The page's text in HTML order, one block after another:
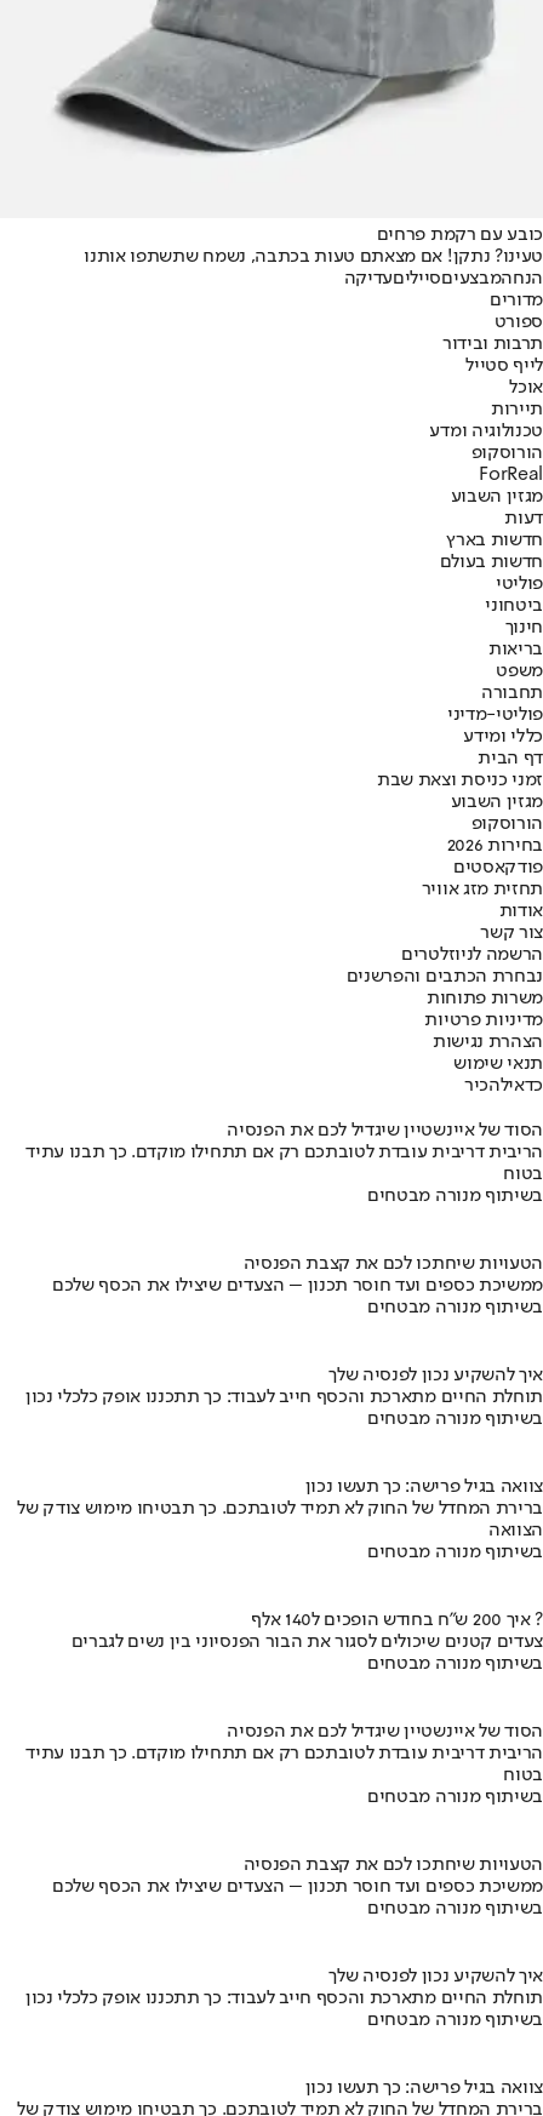
כובע עם רקמת פרחים
טעינו? נתקן! אם מצאתם טעות בכתבה, נשמח שתשתפו אותנו
הנחהמבצעיםסייליםעדיקה
מדורים
ספורט
תרבות ובידור
לייף סטייל
אוכל
תיירות
טכנולוגיה ומדע
הורוסקופ
ForReal
מגזין השבוע
דעות
חדשות בארץ
חדשות בעולם
פוליטי
ביטחוני
חינוך
בריאות
משפט
תחבורה
פוליטי-מדיני
כללי ומידע
דף הבית
זמני כניסת וצאת שבת
מגזין השבוע
הורוסקופ
בחירות 2026
פודקאסטים
תחזית מזג אוויר
אודות
צור קשר
הרשמה לניוזלטרים
נבחרת הכתבים והפרשנים
משרות פתוחות
מדיניות פרטיות
הצהרת נגישות
תנאי שימוש
כדאילהכיר
הסוד של איינשטיין שיגדיל לכם את הפנסיה
הריבית דריבית עובדת לטובתכם רק אם תתחילו מוקדם. כך תבנו עתיד
בטוח
בשיתוף מנורה מבטחים
הטעויות שיחתכו לכם את קצבת הפנסיה
ממשיכת כספים ועד חוסר תכנון – הצעדים שיצילו את הכסף שלכם
בשיתוף מנורה מבטחים
איך להשקיע נכון לפנסיה שלך
תוחלת החיים מתארכת והכסף חייב לעבוד: כך תתכננו אופק כלכלי נכון
בשיתוף מנורה מבטחים
צוואה בגיל פרישה: כך תעשו נכון
ברירת המחדל של החוק לא תמיד לטובתכם. כך תבטיחו מימוש צודק של
הצוואה
בשיתוף מנורה מבטחים
איך 200 ש"ח בחודש הופכים ל140 אלף ?
צעדים קטנים שיכולים לסגור את הבור הפנסיוני בין נשים לגברים
בשיתוף מנורה מבטחים
הסוד של איינשטיין שיגדיל לכם את הפנסיה
הריבית דריבית עובדת לטובתכם רק אם תתחילו מוקדם. כך תבנו עתיד
בטוח
בשיתוף מנורה מבטחים
הטעויות שיחתכו לכם את קצבת הפנסיה
ממשיכת כספים ועד חוסר תכנון – הצעדים שיצילו את הכסף שלכם
בשיתוף מנורה מבטחים
איך להשקיע נכון לפנסיה שלך
תוחלת החיים מתארכת והכסף חייב לעבוד: כך תתכננו אופק כלכלי נכון
בשיתוף מנורה מבטחים
צוואה בגיל פרישה: כך תעשו נכון
ברירת המחדל של החוק לא תמיד לטובתכם. כך תבטיחו מימוש צודק של